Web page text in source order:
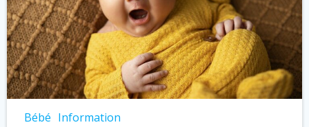
Bébé Information